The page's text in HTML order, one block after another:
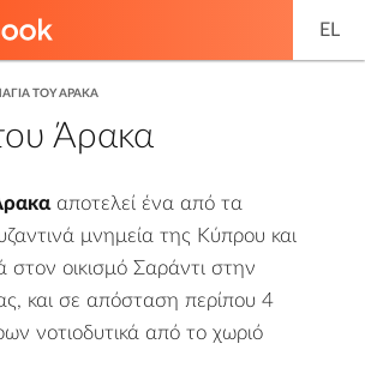
EL
ΤΟΥ ΆΡΑΚΑ
Άρακα
αποτελεί ένα από τα
μνημεία της Κύπρου και
στον οικισμό Σαράντι στην
και σε απόσταση περίπου 4
νοτιοδυτικά από το χωριό